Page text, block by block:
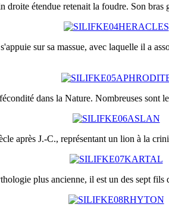
étendue retenait la foudre. Son bras
sur sa massue, avec laquelle il a
dans la Nature. Nombreuses sont
après J.-C., représentant un lion à la
plus ancienne, il est un des sept